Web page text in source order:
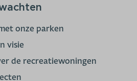
onze parken
visie
de recreatiewoningen